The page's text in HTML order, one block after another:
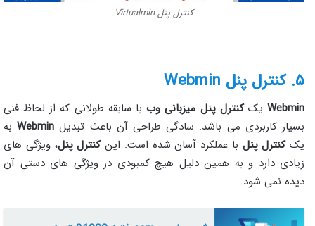
کنترل پنل Virtualmin
۵. کنترل پنل Webmin
Webminیککنترل پنل میزبانی وببا سابقه طولانی که از لحاظ فنی
بسیار کاربردی می باشد. سادگی طراحی آن باعث تبدیل Webminبه
یککنترل پنل با عملکرد آسان شده است. اینکنترل پنل، ویژگی های
زیادی دارد و به همین دلیل هیچ کمبودی در ویژگی های دستی آن
دیده نمی شود.